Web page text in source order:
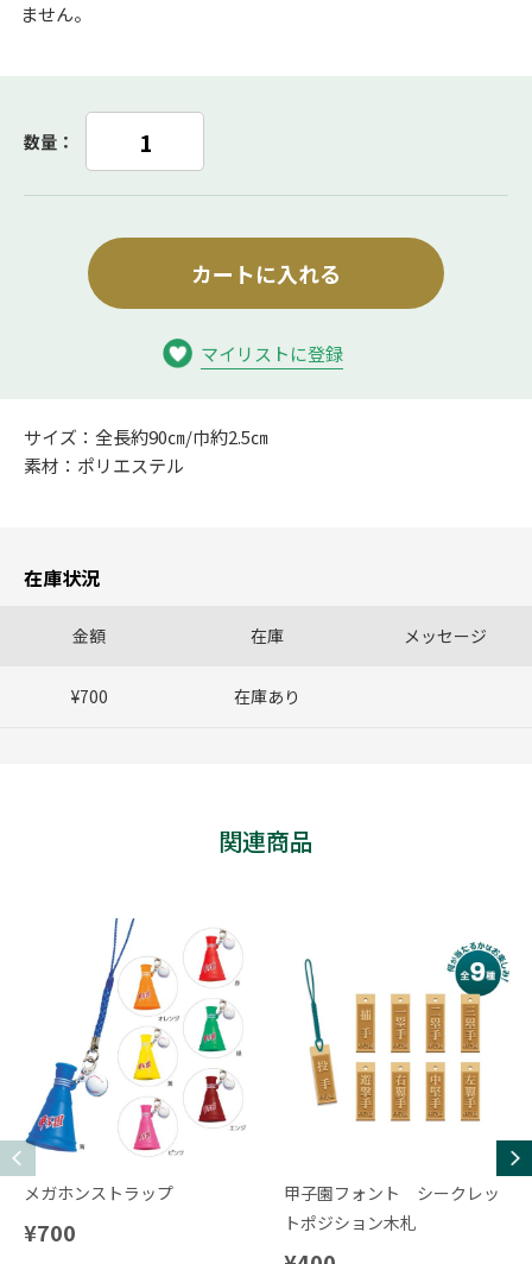
ません。
数量：
カートに入れる
マイリストに登録
サイズ：全長約90㎝/巾約2.5㎝
素材：ポリエステル
在庫状況
金額 在庫 メッセージ
¥700 在庫あり
関連商品
メガホンストラップ
¥700
甲子園フォント シークレッ
トポジション木札